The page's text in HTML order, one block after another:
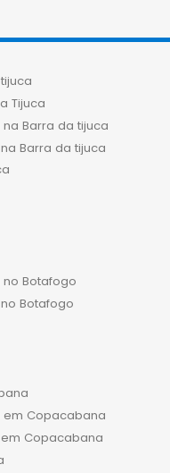
As
são
O
e
Tijuca
Barra da tijuca
Barra da tijuca
Botafogo
Botafogo
Copacabana
Copacabana